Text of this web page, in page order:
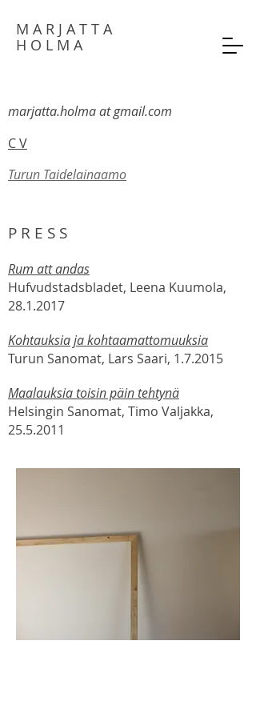
M A R J A T T A
H O L M A
marjatta.holma at gmail.com
C V
Rum att andas
Hufvudstadsbladet, Leena Kuumola,
28.1.2017
Kohtauksia ja kohtaamattomuuksia
Turun Sanomat, Lars Saari, 1.7.2015
Maalauksia toisin päin tehtynä
Helsingin Sanomat, Timo Valjakka,
25.5.2011
P R E S S
Turun Taidelainaamo